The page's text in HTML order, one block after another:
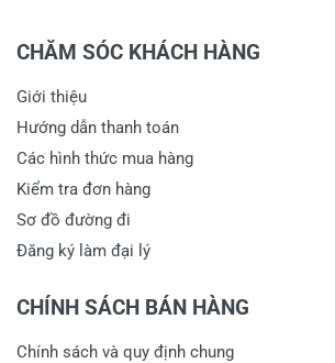
CHĂM SÓC KHÁCH HÀNG
Giới thiệu
Hướng dẫn thanh toán
Các hình thức mua hàng
Kiểm tra đơn hàng
Sơ đồ đường đi
Đăng ký làm đại lý
CHÍNH SÁCH BÁN HÀNG
Chính sách và quy định chung